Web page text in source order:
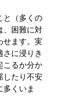
と（多くの
、困難に対
せます。実
さに浸りき
こるか分か
したり不安
くいま